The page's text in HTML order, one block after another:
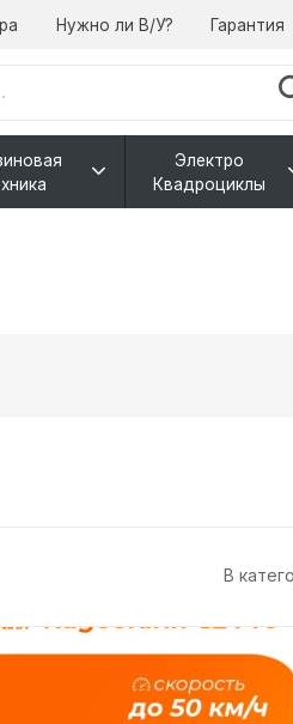
Нужно ли В/У? Гарантия
Электро
Квадроциклы
В